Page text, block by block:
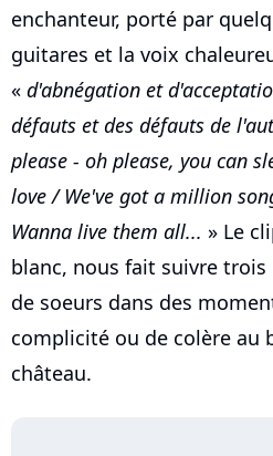
enchanteur, porté par
guitares et la voix
« d'abnégation et
défauts et des défauts de
please - oh please, you can
love / We've got a million
Wanna live them all... » Le
blanc, nous fait suivre trois
de soeurs dans des
complicité ou de colère au
château.